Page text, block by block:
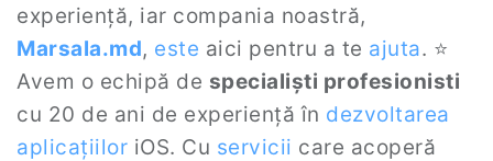
experiență, iar compania noastră,
Marsala.md, este aici pentru a te ajuta. ⭐
Avem o echipă de specialiști profesionisti
cu 20 de ani de experiență în dezvoltarea
aplicațiilor iOS. Cu servicii care acoperă